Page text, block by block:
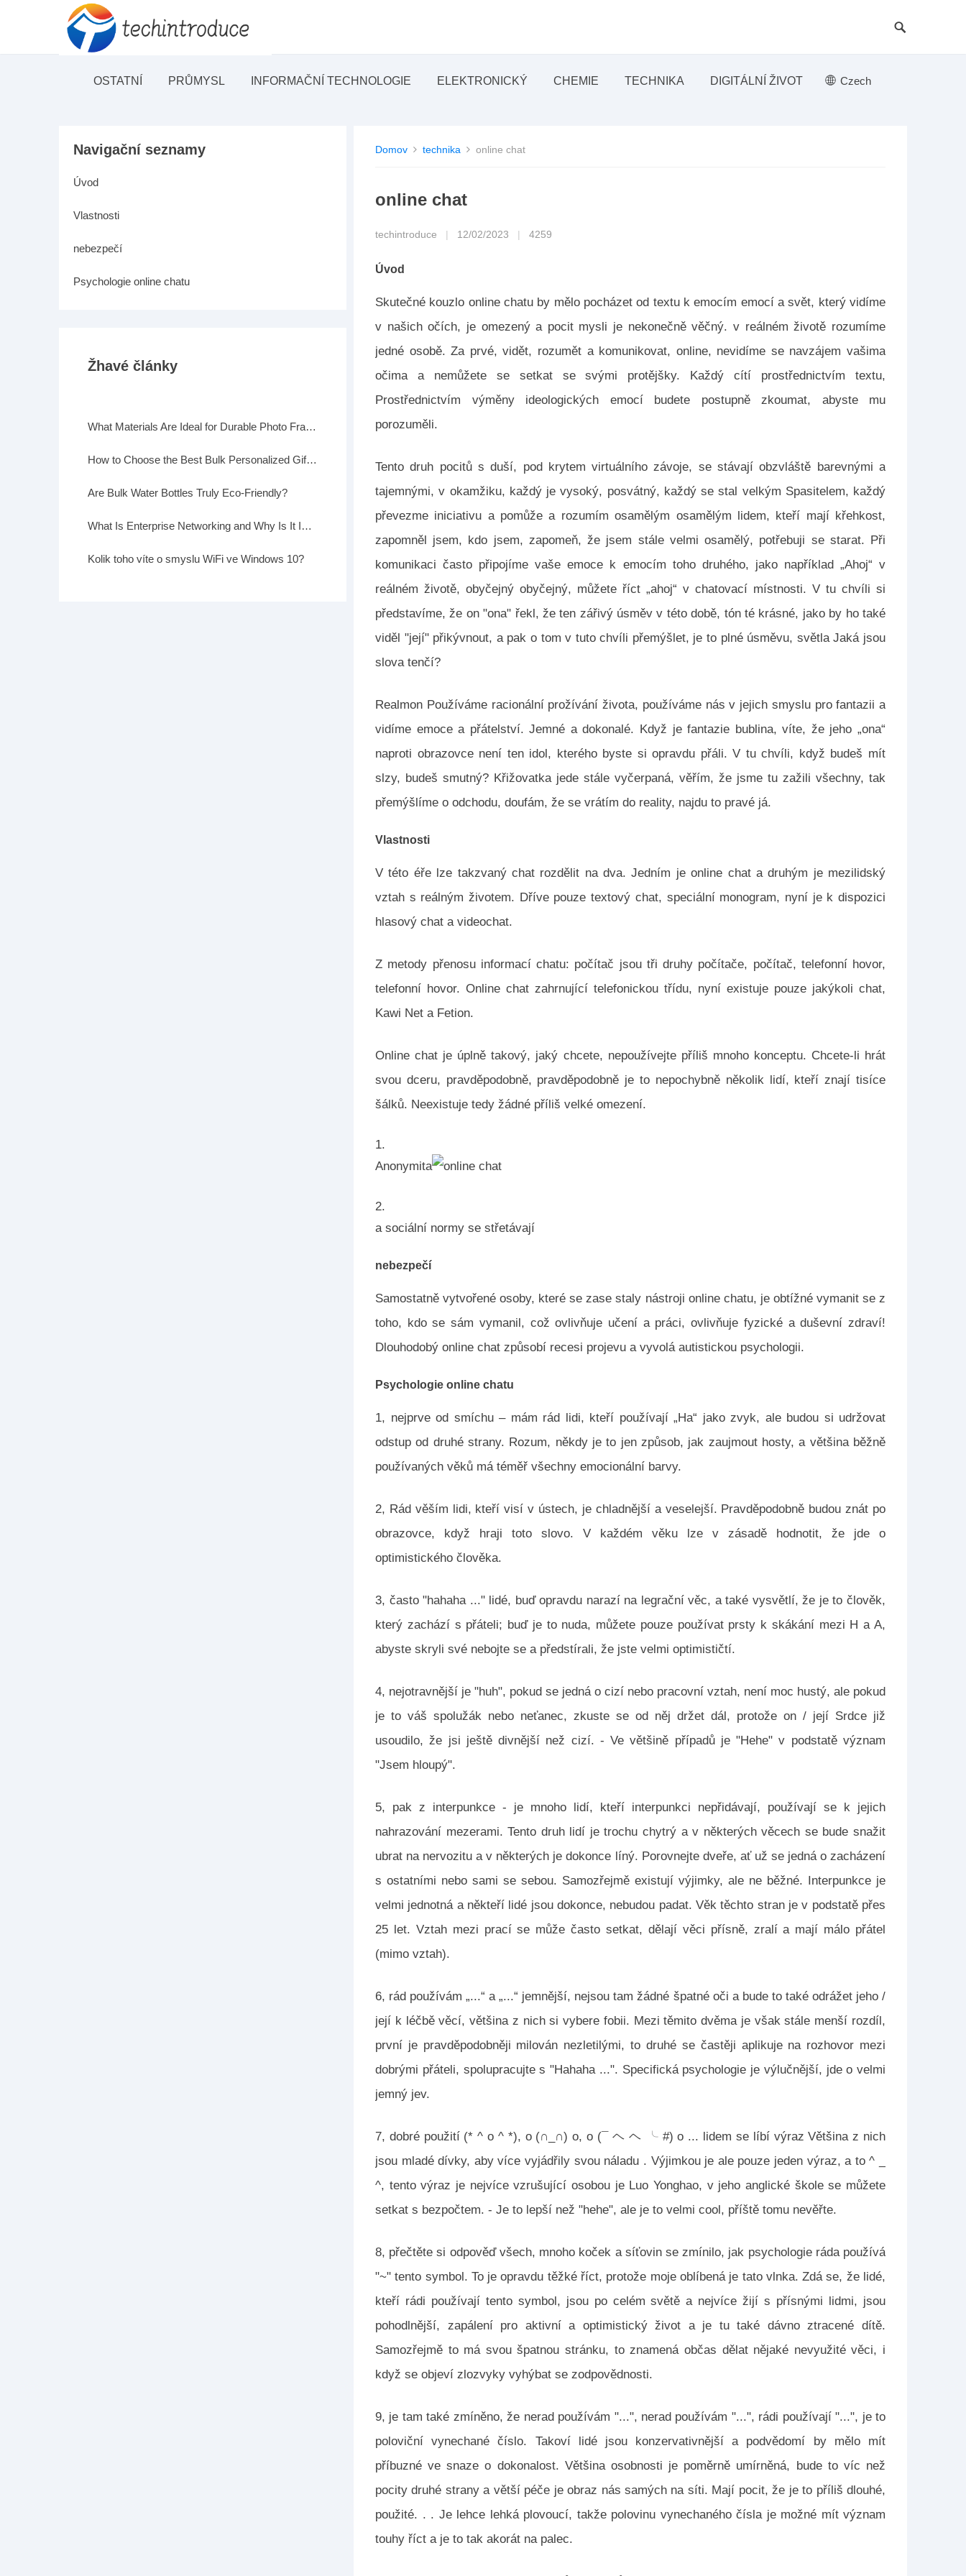
OSTATNÍ PRŮMYSL INFORMAČNÍ TECHNOLOGIE ELEKTRONICKÝ CHEMIE TECHNIKA DIGITÁLNÍ ŽIVOT Czech
Domov technika online chat
online chat
techintroduce 12/02/2023 4259
Úvod
Skutečné kouzlo online chatu by mělo pocházet od textu k emocím emocí a svět, který vidíme
v našich očích, je omezený a pocit mysli je nekonečně věčný. v reálném životě rozumíme
jedné osobě. Za prvé, vidět, rozumět a komunikovat, online, nevidíme se navzájem vašima
očima a nemůžete se setkat se svými protějšky. Každý cítí prostřednictvím textu,
Prostřednictvím výměny ideologických emocí budete postupně zkoumat, abyste mu
porozuměli.
Tento druh pocitů s duší, pod krytem virtuálního závoje, se stávají obzvláště barevnými a
tajemnými, v okamžiku, každý je vysoký, posvátný, každý se stal velkým Spasitelem, každý
převezme iniciativu a pomůže a rozumím osamělým osamělým lidem, kteří mají křehkost,
zapomněl jsem, kdo jsem, zapomeň, že jsem stále velmi osamělý, potřebuji se starat. Při
komunikaci často připojíme vaše emoce k emocím toho druhého, jako například „Ahoj“ v
reálném životě, obyčejný obyčejný, můžete říct „ahoj“ v chatovací místnosti. V tu chvíli si
představíme, že on "ona" řekl, že ten zářivý úsměv v této době, tón té krásné, jako by ho také
viděl "její" přikývnout, a pak o tom v tuto chvíli přemýšlet, je to plné úsměvu, světla Jaká jsou
slova tenčí?
Realmon Používáme racionální prožívání života, používáme nás v jejich smyslu pro fantazii a
vidíme emoce a přátelství. Jemné a dokonalé. Když je fantazie bublina, víte, že jeho „ona“
naproti obrazovce není ten idol, kterého byste si opravdu přáli. V tu chvíli, když budeš mít
slzy, budeš smutný? Křižovatka jede stále vyčerpaná, věřím, že jsme tu zažili všechny, tak
přemýšlíme o odchodu, doufám, že se vrátím do reality, najdu to pravé já.
Vlastnosti
V této éře lze takzvaný chat rozdělit na dva. Jedním je online chat a druhým je mezilidský
vztah s reálným životem. Dříve pouze textový chat, speciální monogram, nyní je k dispozici
hlasový chat a videochat.
Z metody přenosu informací chatu: počítač jsou tři druhy počítače, počítač, telefonní hovor,
telefonní hovor. Online chat zahrnující telefonickou třídu, nyní existuje pouze jakýkoli chat,
Kawi Net a Fetion.
Online chat je úplně takový, jaký chcete, nepoužívejte příliš mnoho konceptu. Chcete-li hrát
svou dceru, pravděpodobně, pravděpodobně je to nepochybně několik lidí, kteří znají tisíce
šálků. Neexistuje tedy žádné příliš velké omezení.
Anonymita
a sociální normy se střetávají
nebezpečí
Samostatně vytvořené osoby, které se zase staly nástroji online chatu, je obtížné vymanit se z
toho, kdo se sám vymanil, což ovlivňuje učení a práci, ovlivňuje fyzické a duševní zdraví!
Dlouhodobý online chat způsobí recesi projevu a vyvolá autistickou psychologii.
Psychologie online chatu
1, nejprve od smíchu – mám rád lidi, kteří používají „Ha“ jako zvyk, ale budou si udržovat
odstup od druhé strany. Rozum, někdy je to jen způsob, jak zaujmout hosty, a většina běžně
používaných věků má téměř všechny emocionální barvy.
2, Rád věším lidi, kteří visí v ústech, je chladnější a veselejší. Pravděpodobně budou znát po
obrazovce, když hraji toto slovo. V každém věku lze v zásadě hodnotit, že jde o
optimistického člověka.
3, často "hahaha ..." lidé, buď opravdu narazí na legrační věc, a také vysvětlí, že je to člověk,
který zachází s přáteli; buď je to nuda, můžete pouze používat prsty k skákání mezi H a A,
abyste skryli své nebojte se a předstírali, že jste velmi optimističtí.
4, nejotravnější je "huh", pokud se jedná o cizí nebo pracovní vztah, není moc hustý, ale pokud
je to váš spolužák nebo neťanec, zkuste se od něj držet dál, protože on / její Srdce již
usoudilo, že jsi ještě divnější než cizí. - Ve většině případů je "Hehe" v podstatě význam
"Jsem hloupý".
5, pak z interpunkce - je mnoho lidí, kteří interpunkci nepřidávají, používají se k jejich
nahrazování mezerami. Tento druh lidí je trochu chytrý a v některých věcech se bude snažit
ubrat na nervozitu a v některých je dokonce líný. Porovnejte dveře, ať už se jedná o zacházení
s ostatními nebo sami se sebou. Samozřejmě existují výjimky, ale ne běžné. Interpunkce je
velmi jednotná a někteří lidé jsou dokonce, nebudou padat. Věk těchto stran je v podstatě přes
25 let. Vztah mezi prací se může často setkat, dělají věci přísně, zralí a mají málo přátel
(mimo vztah).
6, rád používám „...“ a „...“ jemnější, nejsou tam žádné špatné oči a bude to také odrážet jeho /
její k léčbě věcí, většina z nich si vybere fobii. Mezi těmito dvěma je však stále menší rozdíl,
první je pravděpodobněji milován nezletilými, to druhé se častěji aplikuje na rozhovor mezi
dobrými přáteli, spolupracujte s "Hahaha ...". Specifická psychologie je výlučnější, jde o velmi
jemný jev.
7, dobré použití (* ^ o ^ *), o (∩_∩) o, o (¯ ヘ ヘ ╰ #) o ... lidem se líbí výraz Většina z nich
jsou mladé dívky, aby více vyjádřily svou náladu . Výjimkou je ale pouze jeden výraz, a to ^ _
^, tento výraz je nejvíce vzrušující osobou je Luo Yonghao, v jeho anglické škole se můžete
setkat s bezpočtem. - Je to lepší než "hehe", ale je to velmi cool, příště tomu nevěřte.
8, přečtěte si odpověď všech, mnoho koček a síťovin se zmínilo, jak psychologie ráda používá
"~" tento symbol. To je opravdu těžké říct, protože moje oblíbená je tato vlnka. Zdá se, že lidé,
kteří rádi používají tento symbol, jsou po celém světě a nejvíce žijí s přísnými lidmi, jsou
pohodlnější, zapálení pro aktivní a optimistický život a je tu také dávno ztracené dítě.
Samozřejmě to má svou špatnou stránku, to znamená občas dělat nějaké nevyužité věci, i
když se objeví zlozvyky vyhýbat se zodpovědnosti.
9, je tam také zmíněno, že nerad používám "...", nerad používám "...", rádi používají "...", je to
poloviční vynechané číslo. Takoví lidé jsou konzervativnější a podvědomí by mělo mít
příbuzné ve snaze o dokonalost. Většina osobnosti je poměrně umírněná, bude to víc než
pocity druhé strany a větší péče je obraz nás samých na síti. Mají pocit, že je to příliš dlouhé,
použité. . . Je lehce lehká plovoucí, takže polovinu vynechaného čísla je možné mít význam
touhy říct a je to tak akorát na palec.
Navigační seznamy
Úvod
Vlastnosti
nebezpečí
Psychologie online chatu
Žhavé články
What Materials Are Ideal for Durable Photo Frames?
How to Choose the Best Bulk Personalized Gifts for Events
Are Bulk Water Bottles Truly Eco-Friendly?
What Is Enterprise Networking and Why Is It Important?
Kolik toho víte o smyslu WiFi ve Windows 10?